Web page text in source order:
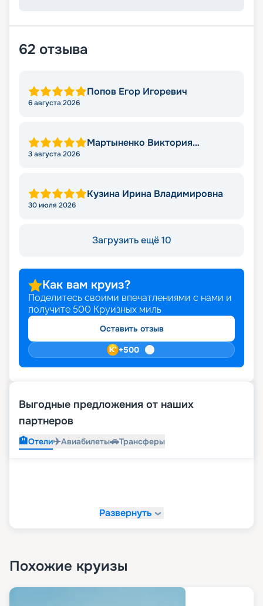
62 отзыва
Попов Егор Игоревич
6 августа 2026
Мартыненко Виктория
3 августа 2026
Кузина Ирина Владимировна
30 июля 2026
Загрузить ещё 10
Как вам круиз?
Поделитесь своими впечатлениями с нами и
получите 500 Круизных миль
Оставить отзыв
+500
Выгодные предложения от наших
партнеров
🏨Отели✈️Авиабилеты🚗Трансферы
Развернуть
Похожие круизы